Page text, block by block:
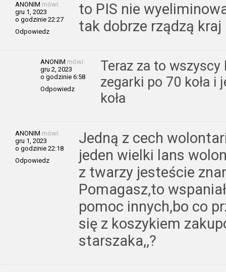
ANONIM mówi:
gru 1, 2023
o godzinie 22:27
Odpowiedz
to PIS nie
tak dobrze rządzą
ANONIM mówi:
gru 2, 2023
o godzinie 6:58
Odpowiedz
Teraz za to
zegarki po 70 koła i
koła
ANONIM mówi:
gru 1, 2023
o godzinie 22:18
Odpowiedz
Jedną z cech
jeden wielki lans
z twarzy jesteście
Pomagasz,to
pomoc innych,bo co
się z koszykiem
starszaka,,?